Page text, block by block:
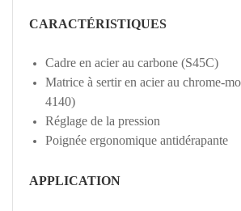
CARACTÉRISTIQUES
Cadre en acier au carbone (S45C)
Matrice à sertir en acier au chrome-
4140)
Réglage de la pression
Poignée ergonomique antidérapante
APPLICATION